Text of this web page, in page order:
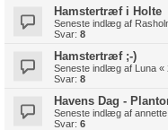
Hamstertræf i Holte
Seneste indlæg af
Svar: 8
Hamstertræf ;-)
Seneste indlæg af Luna «
Svar: 8
Havens Dag -
Seneste indlæg af
Svar: 6